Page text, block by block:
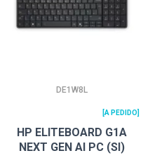
DE1W8L
[A PEDIDO]
HP ELITEBOARD G1A
NEXT GEN AI PC (SI)